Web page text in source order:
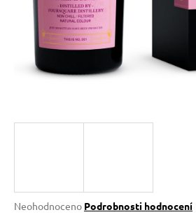
Průměrné
Neohodnoceno Podrobnosti hodnocení